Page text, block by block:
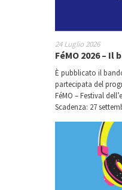
24 Luglio 2026
FéMO 2026 – Il
È pubblicato il
partecipata del
FéMO – Festival
Scadenza: 27